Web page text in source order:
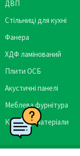
ДВП
Стільниці для кухні
Фанера
ХДФ ламінований
Плити ОСБ
Акустичні панелі
Меблева фурнітура
Кромкові матеріали